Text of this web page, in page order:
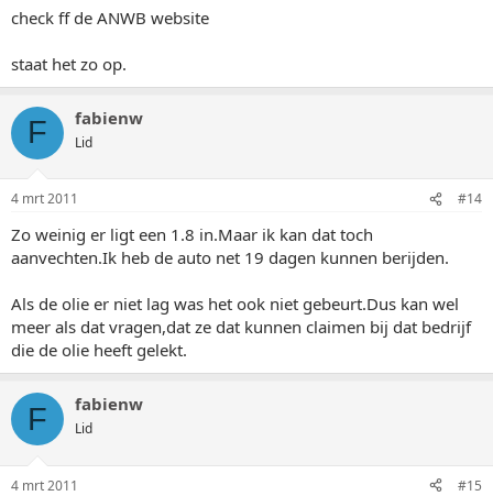
check ff de ANWB website
staat het zo op.
F fabienw
Lid
4 mrt 2011 #14
Zo weinig er ligt een 1.8 in.Maar ik kan dat toch
aanvechten.Ik heb de auto net 19 dagen kunnen berijden.
Als de olie er niet lag was het ook niet gebeurt.Dus kan wel
meer als dat vragen,dat ze dat kunnen claimen bij dat bedrijf
die de olie heeft gelekt.
F fabienw
Lid
4 mrt 2011 #15